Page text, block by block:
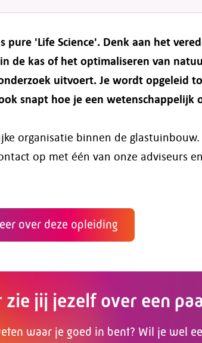
pure 'Life Science'. Denk aan het
de kas of het optimaliseren van
uitvoert. Je wordt opgeleid
snapt hoe je een wetenschappelijk
organisatie binnen de
op met één van onze adviseurs
over deze opleiding
zie jij jezelf over een
waar je goed in bent? Wil je wel